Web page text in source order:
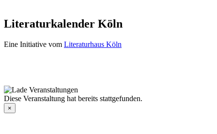
Literaturkalender Köln
Eine Initiative vom Literaturhaus Köln
Diese Veranstaltung hat bereits stattgefunden.
×